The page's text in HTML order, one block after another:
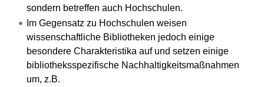
sondern betreffen auch Hochschulen.
Im Gegensatz zu Hochschulen weisen
wissenschaftliche Bibliotheken jedoch einige
besondere Charakteristika auf und setzen einige
bibliotheksspezifische Nachhaltigkeitsmaßnahmen
um, z.B.